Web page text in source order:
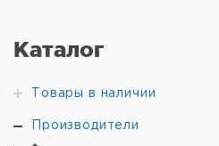
Каталог
Товары в наличии
Производители